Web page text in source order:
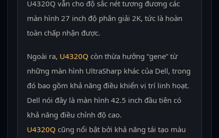
U4320Q vẫn cho độ sắc nét tương đương các
màn hình 27 inch độ phân giải 2K, tức là hoàn
toàn chấp nhận được.
Ngoài ra, U4320Q còn thừa hưởng “gene” từ
những màn hình UltraSharp khác của Dell, trong
đó bao gồm khả năng điều khiển vị trí linh hoạt.
Dell nói đây là màn hình 42.5 inch đầu tiên có
khả năng điều chỉnh độ cao.
U4320Q cũng nổi bật bởi khả năng tái tạo màu